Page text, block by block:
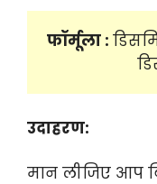
फॉर्मूला :
उदाहरण:
मान लीजिए आप